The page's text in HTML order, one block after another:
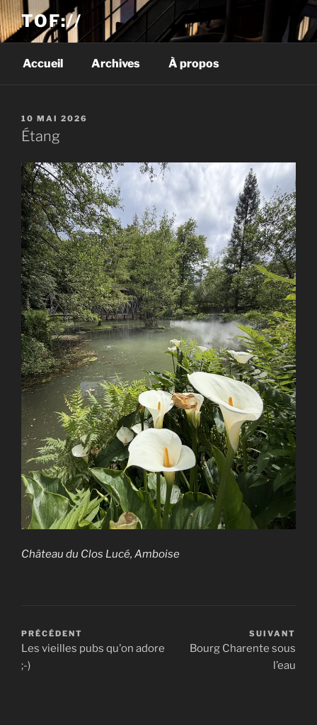
TOF://
Accueil Archives À propos
PUBLIÉ
LE
10 MAI 2026
Étang
Château du Clos Lucé, Amboise
PRÉCÉDENT
Les vieilles pubs qu'on adore
;-)
SUIVANT
Bourg Charente sous
l’eau